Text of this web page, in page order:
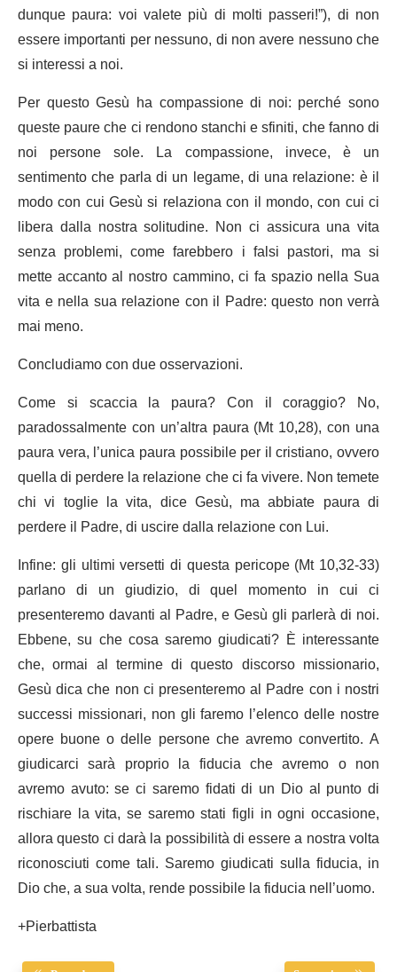
dunque paura: voi valete più di molti passeri!”), di non
essere importanti per nessuno, di non avere nessuno che
si interessi a noi.
Per questo Gesù ha compassione di noi: perché sono
queste paure che ci rendono stanchi e sfiniti, che fanno di
noi persone sole. La compassione, invece, è un
sentimento che parla di un legame, di una relazione: è il
modo con cui Gesù si relaziona con il mondo, con cui ci
libera dalla nostra solitudine. Non ci assicura una vita
senza problemi, come farebbero i falsi pastori, ma si
mette accanto al nostro cammino, ci fa spazio nella Sua
vita e nella sua relazione con il Padre: questo non verrà
mai meno.
Concludiamo con due osservazioni.
Come si scaccia la paura? Con il coraggio? No,
paradossalmente con un’altra paura (Mt 10,28), con una
paura vera, l’unica paura possibile per il cristiano, ovvero
quella di perdere la relazione che ci fa vivere. Non temete
chi vi toglie la vita, dice Gesù, ma abbiate paura di
perdere il Padre, di uscire dalla relazione con Lui.
Infine: gli ultimi versetti di questa pericope (Mt 10,32-33)
parlano di un giudizio, di quel momento in cui ci
presenteremo davanti al Padre, e Gesù gli parlerà di noi.
Ebbene, su che cosa saremo giudicati? È interessante
che, ormai al termine di questo discorso missionario,
Gesù dica che non ci presenteremo al Padre con i nostri
successi missionari, non gli faremo l’elenco delle nostre
opere buone o delle persone che avremo convertito. A
giudicarci sarà proprio la fiducia che avremo o non
avremo avuto: se ci saremo fidati di un Dio al punto di
rischiare la vita, se saremo stati figli in ogni occasione,
allora questo ci darà la possibilità di essere a nostra volta
riconosciuti come tali. Saremo giudicati sulla fiducia, in
Dio che, a sua volta, rende possibile la fiducia nell’uomo.
+Pierbattista